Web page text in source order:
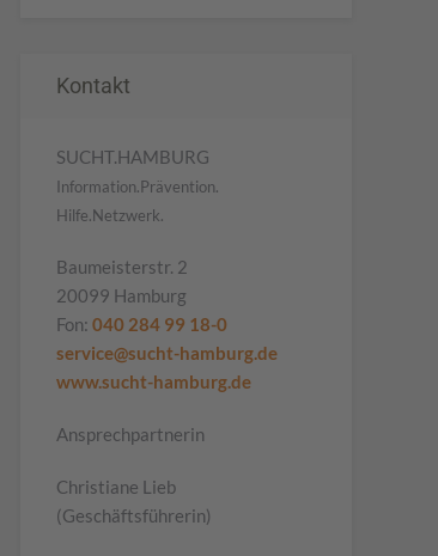
Kontakt
SUCHT.HAMBURG
Information.Prävention.
Hilfe.Netzwerk.
Baumeisterstr. 2
20099 Hamburg
Fon: 040 284 99 18-0
service@sucht-hamburg.de
www.sucht-hamburg.de
Ansprechpartnerin
Christiane Lieb
(Geschäftsführerin)